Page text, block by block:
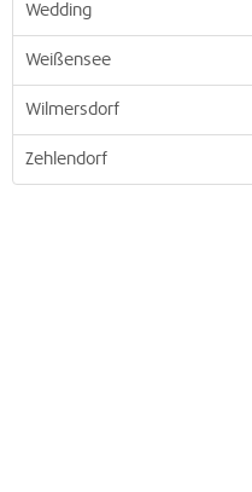
Wedding
Weißensee
Wilmersdorf
Zehlendorf